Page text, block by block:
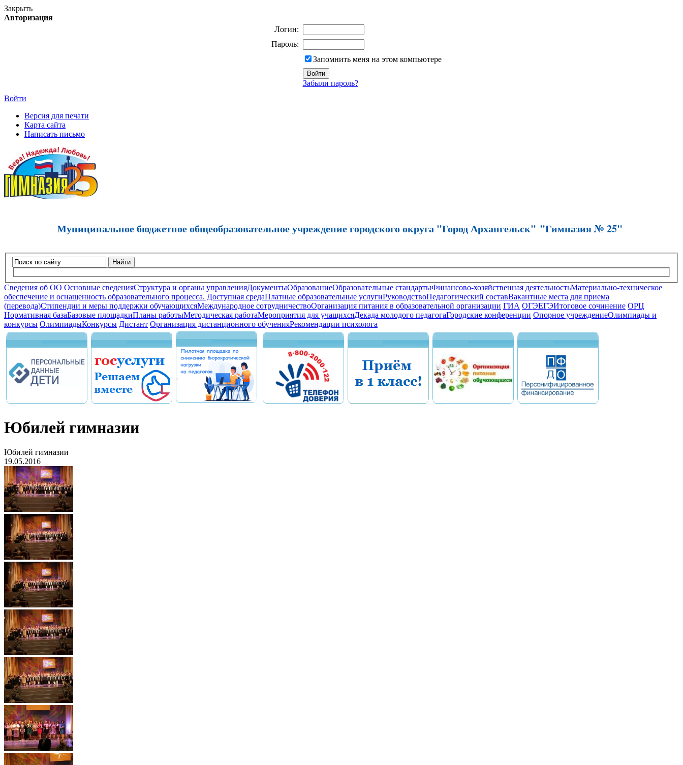
Закрыть
Авторизация
Логин:
Пароль:
Запомнить меня на этом компьютере
Забыли пароль?
Войти
Версия для печати
Карта сайта
Написать письмо
Муниципальное бюджетное общеобразовательное учреждение городского округа "Город Архангельск" "Гимназия № 25"
Найти
Сведения об ОО Основные сведенияСтруктура и органы управленияДокументыОбразованиеОбразовательные стандартыФинансово-хозяйственная деятельностьМатериально-техническое
обеспечение и оснащенность образовательного процесса. Доступная средаПлатные образовательные услугиРуководствоПедагогический составВакантные места для приема
(перевода)Стипендии и меры поддержки обучающихсяМеждународное сотрудничествоОрганизация питания в образовательной организации ГИА ОГЭЕГЭИтоговое сочинение ОРЦ
Нормативная базаБазовые площадкиПланы работыМетодическая работаМероприятия для учащихсяДекада молодого педагогаГородские конференции Опорное учреждениеОлимпиады и
конкурсы ОлимпиадыКонкурсы Дистант Организация дистанционного обученияРекомендации психолога
Юбилей гимназии
Юбилей гимназии
19.05.2016